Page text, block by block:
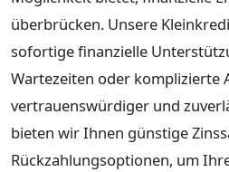
überbrücken. Unsere
sofortige finanzielle
Wartezeiten oder komplizierte
vertrauenswürdiger und
bieten wir Ihnen günstige
Rückzahlungsoptionen, um